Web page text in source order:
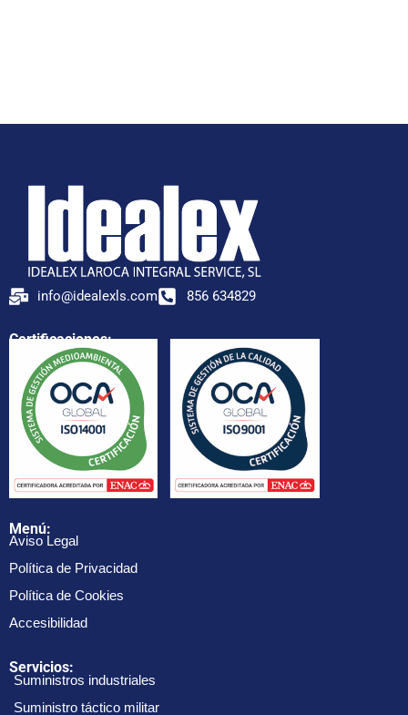
info@idealexls.com 856 634829
Certificaciones:
Menú:
Aviso Legal
Política de Privacidad
Política de Cookies
Accesibilidad
Servicios:
Suministros industriales
Suministro táctico militar